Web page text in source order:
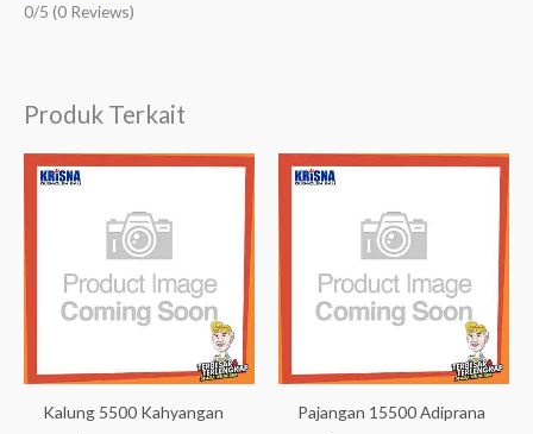
0/5 (0 Reviews)
Produk Terkait
Kalung 5500 Kahyangan Pajangan 15500 Adiprana